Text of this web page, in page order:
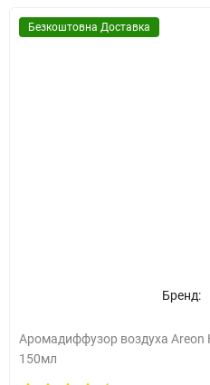
Безкоштовна Доставка
Бренд:
Аромадиффузор воздуха Areon
150мл